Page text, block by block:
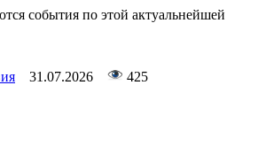
события по этой актуальнейшей
31.07.2026 425